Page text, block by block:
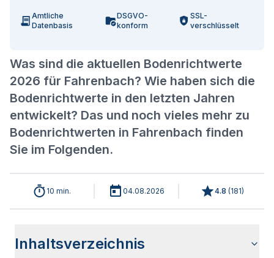
Was sind die aktuellen Bodenrichtwerte
2026 für Fahrenbach? Wie haben sich die
Bodenrichtwerte in den letzten Jahren
entwickelt? Das und noch vieles mehr zu
Bodenrichtwerten in Fahrenbach finden
Sie im Folgenden.
Amtliche
Datenbasis
DSGVO-
konform
SSL-
verschlüsselt
10 min. 04.08.2026 4.8 (181)
Inhaltsverzeichnis